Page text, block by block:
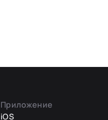
Приложение
iOS